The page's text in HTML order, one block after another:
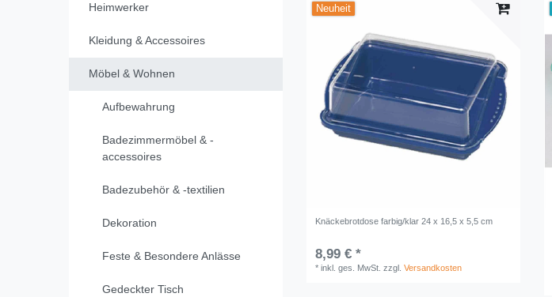
Heimwerker
Kleidung & Accessoires
Möbel & Wohnen
Aufbewahrung
Badezimmermöbel & -
accessoires
Badezubehör & -textilien
Dekoration
Feste & Besondere Anlässe
Gedeckter Tisch
Neuheit
Knäckebrotdose farbig/klar 24 x 16,5 x 5,5 cm
8,99 € *
*inkl. ges. MwSt. zzgl.Versandkosten